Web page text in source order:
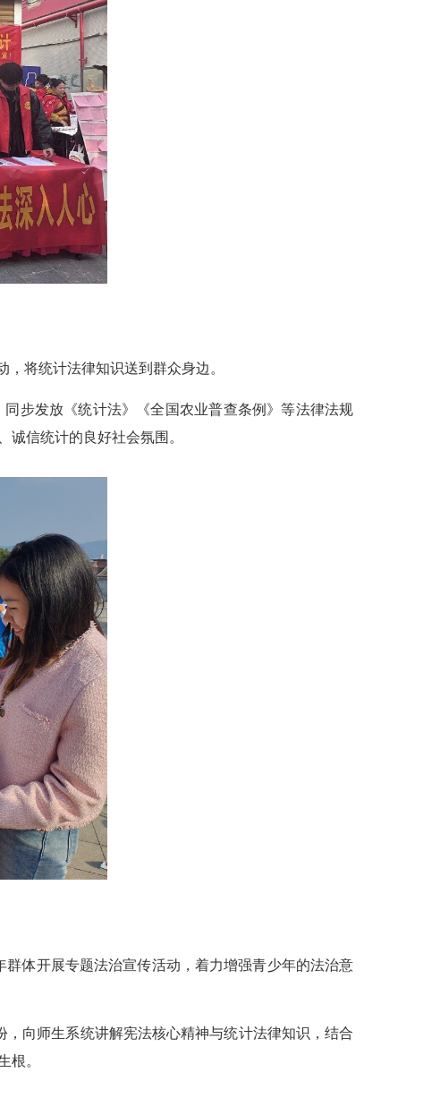
将统计法律知识送到群众身边。
步发放《统计法》《全国农业普查条例》等法律法规
信统计的良好社会氛围。
群体开展专题法治宣传活动，着力增强青少年的法治意
向师生系统讲解宪法核心精神与统计法律知识，结合
根。